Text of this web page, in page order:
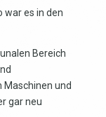
war es in den
Bereich
Maschinen und
gar neu